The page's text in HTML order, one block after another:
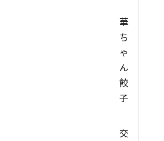
華
ち
ゃ
ん
餃
子
交